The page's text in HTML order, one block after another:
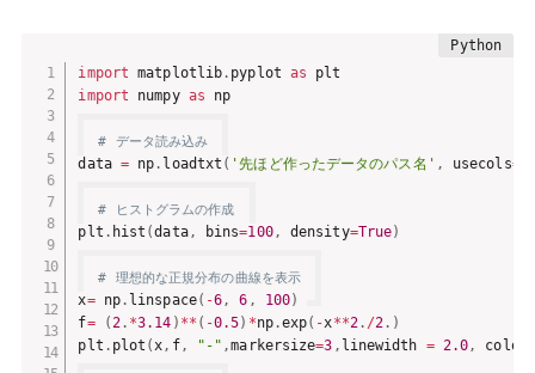
import matplotlib . pyplot as
import numpy as np
# データ読み込み
data = np . loadtxt ( '先ほど作ったデータのパス名' , usecols=
# ヒストグラムの作成
plt . hist (data, bins=100, density=True)
# 理想的な正規分布の曲線を表示
x= np. linspace( -6, 6 , 100)
f= (2. *3.14 ) ** ( -0.5) *np.exp( -x**2. /2 . )
plt . plot (x, f, "-" ,markersize=3 , linewidth = 2.0, color